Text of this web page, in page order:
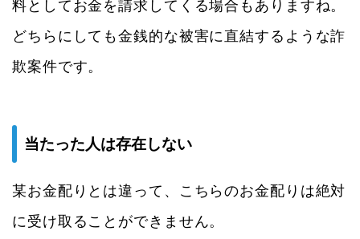
料としてお金を請求してくる場合もありますね。
どちらにしても金銭的な被害に直結するような詐
欺案件です。
当たった人は存在しない
某お金配りとは違って、こちらのお金配りは絶対
に受け取ることができません。